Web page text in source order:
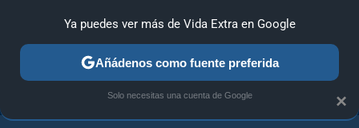
ANÁLISIS GUÍAS Y TRUCOS PC SONY NINTENDO
×
Ya puedes ver más de Vida Extra en Google
Añádenos como fuente preferida
Solo necesitas una cuenta de Google